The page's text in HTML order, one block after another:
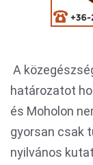
A
határozatot
és Moholon
gyorsan csak
nyilvános